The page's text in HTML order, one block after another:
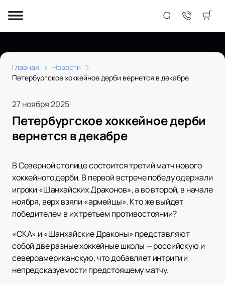
Главная
Новости
Петербургское хоккейное дерби вернется в декабре
27 ноября 2025
Петербургское хоккейное дерби
вернется в декабре
В Северной столице состоится третий матч нового
хоккейного дерби. В первой встрече победу одержали
игроки «Шанхайских Драконов», а во второй, в начале
ноября, верх взяли «армейцы». Кто же выйдет
победителем в их третьем противостоянии?
«СКА» и «Шанхайские Драконы» представляют
собой две разные хоккейные школы — российскую и
североамериканскую, что добавляет интриги и
непредсказуемости предстоящему матчу.